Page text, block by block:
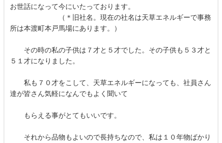
お世話になって今にいたっております。
（＊旧社名。現在の社名は天草エネルギーで事務
所は本渡町本戸馬場にあります。）
その時の私の子供は７才と５才でした。その子供も５３才と
５１才になりました。
私も７０才をこして、天草エネルギーになっても、社員さん
達が皆さん気軽になんでもよく聞いて
もらえる事がとてもいいです。
それから品物もよいので長持ちなので、私は１０年物ばかり